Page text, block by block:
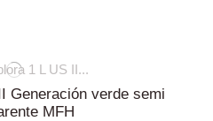
Generación verde semi
MFH